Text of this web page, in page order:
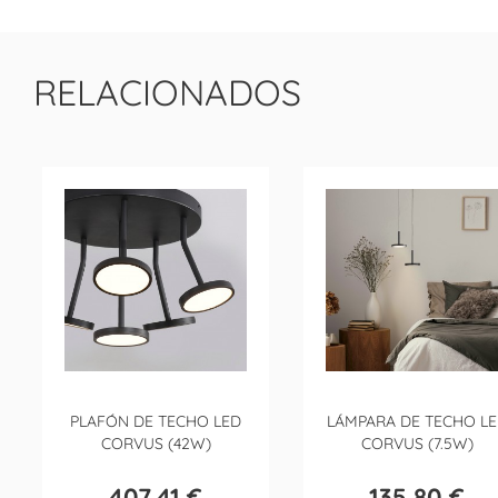
RELACIONADOS
PLAFÓN DE TECHO LED
CORVUS (42W)
LÁMPARA DE TECHO
CORVUS (7.5W)